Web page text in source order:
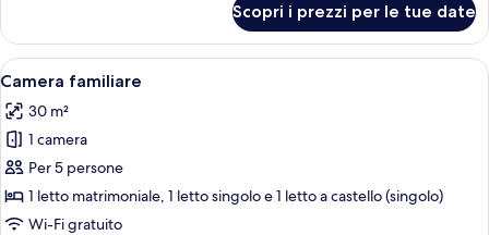
camera
familiare,
non
fumatori,
in
camera
Scopri i prezzi per le tue date
Apri
tutte
le
foto
per
Camera
familiare
Una camera d'albergo con un letto a
9
Camera familiare
30 m²
1 camera
Per 5 persone
1 letto matrimoniale, 1 letto singolo e 1 letto a castello (singolo)
Wi-Fi gratuito